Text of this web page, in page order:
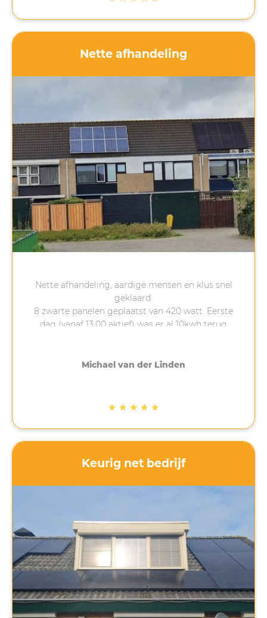
Nette afhandeling
Nette afhandeling, aardige mensen en klus snel
geklaard.
8 zwarte panelen geplaatst van 420 watt. Eerste
dag (vanaf 13.00 aktief) was er al 10kwh terug
aanpassing keurig en netjes. Ruimte gemaakt
De mannen waren erg vriendelijk en behulpzaam.
Michael van der Linden
★ ★ ★ ★ ★
Keurig net bedrijf